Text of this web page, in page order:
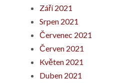
Září 2021
Srpen 2021
Červenec 2021
Červen 2021
Květen 2021
Duben 2021